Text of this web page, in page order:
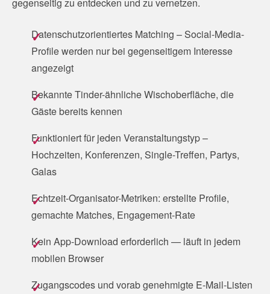
Datenschutzorientiertes Matching – Social-Media-
Profile werden nur bei gegenseitigem Interesse
angezeigt
Bekannte Tinder-ähnliche Wischoberfläche, die
Gäste bereits kennen
Funktioniert für jeden Veranstaltungstyp –
Hochzeiten, Konferenzen, Single-Treffen, Partys,
Galas
Echtzeit-Organisator-Metriken: erstellte Profile,
gemachte Matches, Engagement-Rate
Kein App-Download erforderlich — läuft in jedem
mobilen Browser
Zugangscodes und vorab genehmigte E-Mail-Listen